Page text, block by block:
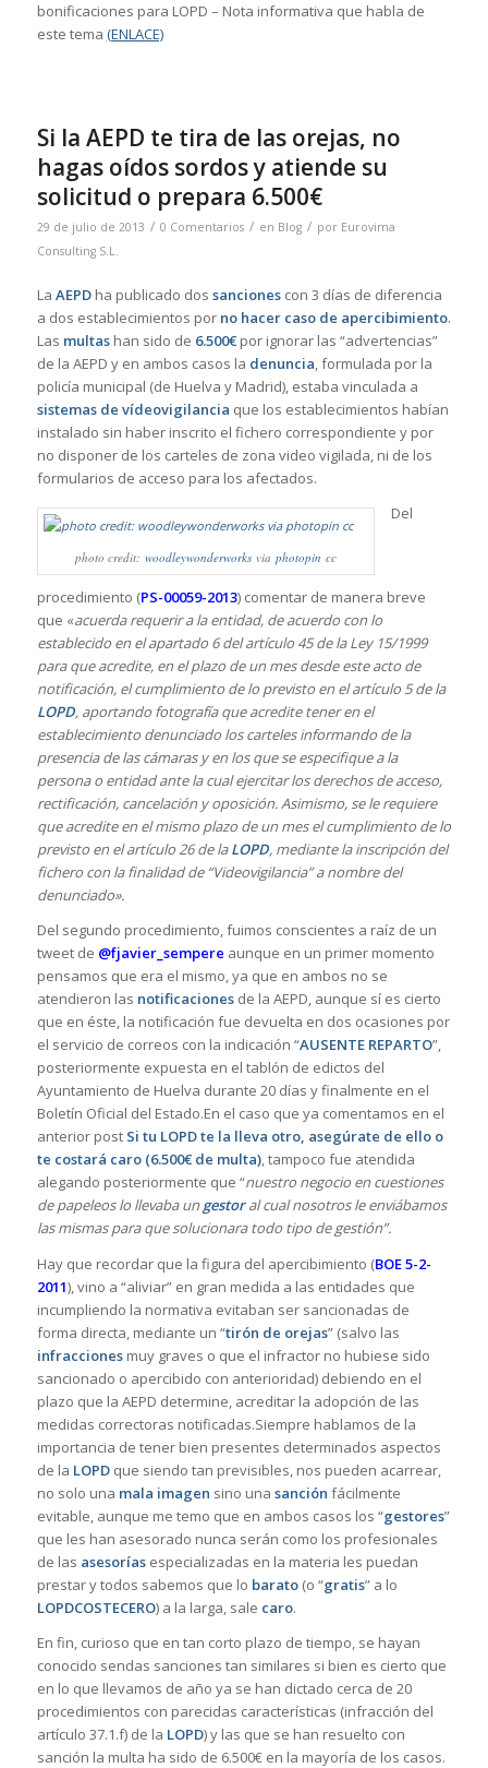
bonificaciones para LOPD – Nota informativa que habla de
este tema (ENLACE)
Si la AEPD te tira de las orejas, no
hagas oídos sordos y atiende su
solicitud o prepara 6.500€
29 de julio de 2013 / 0 Comentarios / en Blog / por Eurovima
Consulting S.L.
La AEPDha publicado dos sancionescon 3 días de diferencia
a dos establecimientos por no hacer caso de apercibimiento.
Las multashan sido de 6.500€por ignorar las “advertencias”
de la AEPD y en ambos casos la denuncia, formulada por la
policía municipal (de Huelva y Madrid), estaba vinculada a
sistemas de vídeovigilancia que los establecimientos habían
instalado sin haber inscrito el fichero correspondiente y por
no disponer de los carteles de zona video vigilada, ni de los
formularios de acceso para los afectados.
photo credit: woodleywonderworksvia photopin cc
Del
procedimiento (PS-00059-2013) comentar de manera breve
que «acuerda requerir a la entidad, de acuerdo con lo
establecido en el apartado 6 del artículo 45 de la Ley 15/1999
para que acredite, en el plazo de un mes desde este acto de
notificación, el cumplimiento de lo previsto en el artículo 5 de la
LOPD, aportando fotografía que acredite tener en el
establecimiento denunciado los carteles informando de la
presencia de las cámaras y en los que se especifique a la
persona o entidad ante la cual ejercitar los derechos de acceso,
rectificación, cancelación y oposición. Asimismo, se le requiere
que acredite en el mismo plazo de un mes el cumplimiento de lo
previsto en el artículo 26 de laLOPD, mediante la inscripción del
fichero con la finalidad de “Videovigilancia” a nombre del
denunciado».
Del segundo procedimiento, fuimos conscientes a raíz de un
tweet de @fjavier_sempere aunque en un primer momento
pensamos que era el mismo, ya que en ambos no se
atendieron las notificacionesde la AEPD, aunque sí es cierto
que en éste, la notificación fue devuelta en dos ocasiones por
el servicio de correos con la indicación “AUSENTE REPARTO”,
posteriormente expuesta en el tablón de edictos del
Ayuntamiento de Huelva durante 20 días y finalmente en el
Boletín Oficial del Estado.En el caso que ya comentamos en el
anterior post Si tu LOPD te la lleva otro, asegúrate de ello o
te costará caro (6.500€ de multa), tampoco fue atendida
alegando posteriormente que “nuestro negocio en cuestiones
de papeleos lo llevaba un gestoral cual nosotros le enviábamos
las mismas para que solucionara todo tipo de gestión”.
Hay que recordar que la figura del apercibimiento (BOE 5-2-
2011), vino a “aliviar” en gran medida a las entidades que
incumpliendo la normativa evitaban ser sancionadas de
forma directa, mediante un “tirón de orejas” (salvo las
infraccionesmuy graves o que el infractor no hubiese sido
sancionado o apercibido con anterioridad) debiendo en el
plazo que la AEPD determine, acreditar la adopción de las
medidas correctoras notificadas.Siempre hablamos de la
importancia de tener bien presentes determinados aspectos
de la LOPDque siendo tan previsibles, nos pueden acarrear,
no solo una mala imagen sino una sanción fácilmente
evitable, aunque me temo que en ambos casos los “gestores”
que les han asesorado nunca serán como los profesionales
de las asesoríasespecializadas en la materia les puedan
prestar y todos sabemos que lo barato(o “gratis” a lo
LOPDCOSTECERO) a la larga, sale caro.
En fin, curioso que en tan corto plazo de tiempo, se hayan
conocido sendas sanciones tan similares si bien es cierto que
en lo que llevamos de año ya se han dictado cerca de 20
procedimientos con parecidas características (infracción del
artículo 37.1.f) de la LOPD) y las que se han resuelto con
sanción la multa ha sido de 6.500€ en la mayoría de los casos.